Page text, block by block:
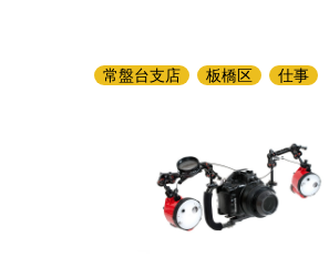
常盤台支店 板橋区 仕事